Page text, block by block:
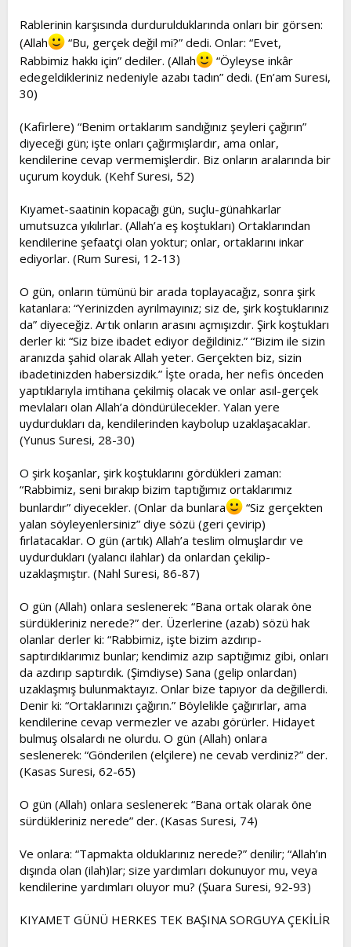
Rablerinin karşısında durdurulduklarında onları bir görsen:
(Allah
“Bu, gerçek değil mi?” dedi. Onlar: “Evet,
Rabbimiz hakkı için” dediler. (Allah
“Öyleyse inkâr
edegeldikleriniz nedeniyle azabı tadın” dedi. (En’am Suresi,
30)
(Kafirlere) “Benim ortaklarım sandığınız şeyleri çağırın”
diyeceği gün; işte onları çağırmışlardır, ama onlar,
kendilerine cevap vermemişlerdir. Biz onların aralarında bir
uçurum koyduk. (Kehf Suresi, 52)
Kıyamet-saatinin kopacağı gün, suçlu-günahkarlar
umutsuzca yıkılırlar. (Allah’a eş koştukları) Ortaklarından
kendilerine şefaatçi olan yoktur; onlar, ortaklarını inkar
ediyorlar. (Rum Suresi, 12-13)
O gün, onların tümünü bir arada toplayacağız, sonra şirk
katanlara: “Yerinizden ayrılmayınız; siz de, şirk koştuklarınız
da” diyeceğiz. Artık onların arasını açmışızdır. Şirk koştukları
derler ki: “Siz bize ibadet ediyor değildiniz.” “Bizim ile sizin
aranızda şahid olarak Allah yeter. Gerçekten biz, sizin
ibadetinizden habersizdik.” İşte orada, her nefis önceden
yaptıklarıyla imtihana çekilmiş olacak ve onlar asıl-gerçek
mevlaları olan Allah’a döndürülecekler. Yalan yere
uydurdukları da, kendilerinden kaybolup uzaklaşacaklar.
(Yunus Suresi, 28-30)
O şirk koşanlar, şirk koştuklarını gördükleri zaman:
“Rabbimiz, seni bırakıp bizim taptığımız ortaklarımız
bunlardır” diyecekler. (Onlar da bunlara
“Siz gerçekten
yalan söyleyenlersiniz” diye sözü (geri çevirip)
fırlatacaklar. O gün (artık) Allah’a teslim olmuşlardır ve
uydurdukları (yalancı ilahlar) da onlardan çekilip-
uzaklaşmıştır. (Nahl Suresi, 86-87)
O gün (Allah) onlara seslenerek: “Bana ortak olarak öne
sürdükleriniz nerede?” der. Üzerlerine (azab) sözü hak
olanlar derler ki: “Rabbimiz, işte bizim azdırıp-
saptırdıklarımız bunlar; kendimiz azıp saptığımız gibi, onları
da azdırıp saptırdık. (Şimdiyse) Sana (gelip onlardan)
uzaklaşmış bulunmaktayız. Onlar bize tapıyor da değillerdi.
Denir ki: “Ortaklarınızı çağırın.” Böylelikle çağırırlar, ama
kendilerine cevap vermezler ve azabı görürler. Hidayet
bulmuş olsalardı ne olurdu. O gün (Allah) onlara
seslenerek: “Gönderilen (elçilere) ne cevab verdiniz?” der.
(Kasas Suresi, 62-65)
O gün (Allah) onlara seslenerek: “Bana ortak olarak öne
sürdükleriniz nerede” der. (Kasas Suresi, 74)
Ve onlara: “Tapmakta olduklarınız nerede?” denilir; “Allah’ın
dışında olan (ilah)lar; size yardımları dokunuyor mu, veya
kendilerine yardımları oluyor mu? (Şuara Suresi, 92-93)
KIYAMET GÜNÜ HERKES TEK BAŞINA SORGUYA ÇEKİLİR